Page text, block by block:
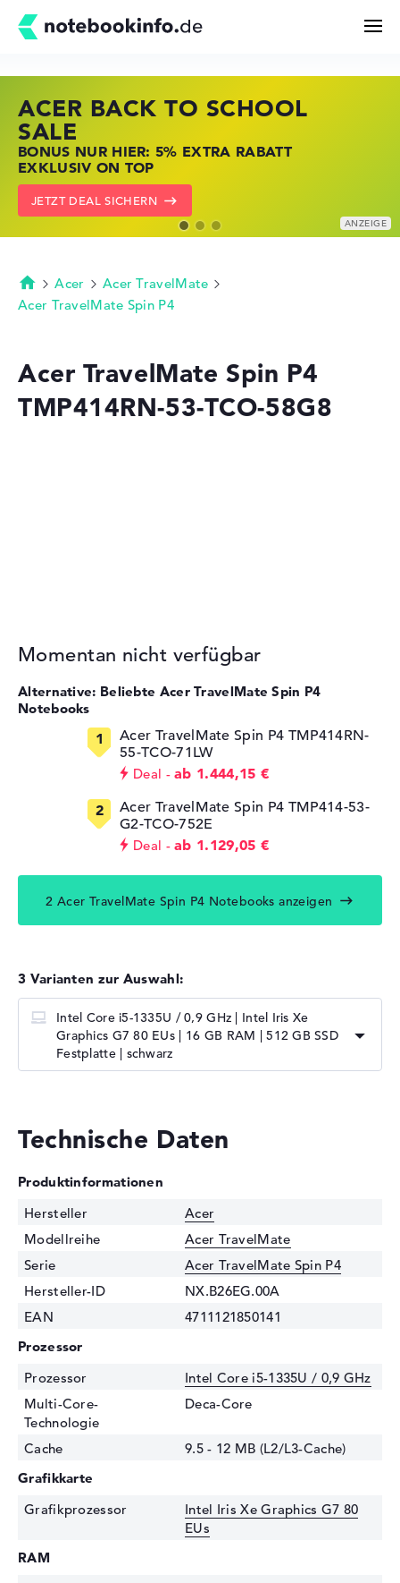
Kaufberatung
Technik & Wissen
Merkzettel
ACER BACK TO SCHOOL
SALE
BONUS NUR HIER: 5% EXTRA RABATT
EXKLUSIV ON TOP
JETZT DEAL SICHERN
HP STORE SSV DEALS
JETZT ZUGREIFEN: NOTEBOOKS BEI HP
KRÄFTIG REDUZIERT
ZU DEN HP ANGEBOTEN
LENOVO LAPTOP DEALS
NOTEBOOKS BEI LENOVO JETZT
KRÄFTIG REDUZIERT
LENOVO DEALS ZEIGEN
Startseite
Acer
Acer TravelMate
Acer TravelMate Spin P4
Acer TravelMate Spin P4
TMP414RN-53-TCO-58G8
Momentan nicht verfügbar
Alternative: Beliebte Acer TravelMate Spin P4
Notebooks
Acer TravelMate Spin P4 TMP414RN-
55-TCO-71LW
Deal
ab 1.444,15 €
Acer TravelMate Spin P4 TMP414-53-
G2-TCO-752E
Deal ab 1.129,05 €
2 Acer TravelMate Spin P4 Notebooks anzeigen
3 Varianten zur Auswahl:
Intel Core i5-1335U / 0,9 GHz | Intel Iris Xe
Graphics G7 80 EUs | 16 GB RAM | 512 GB SSD
Festplatte | schwarz
Technische Daten
Produktinformationen
Hersteller
Acer
Modellreihe
Acer TravelMate
Serie
Acer TravelMate Spin P4
Hersteller-ID
NX.B26EG.00A
EAN
4711121850141
Prozessor
Prozessor
Intel Core i5-1335U / 0,9 GHz
Multi-Core-
Technologie
Deca-Core
Cache
9.5 - 12 MB (L2/L3-Cache)
Grafikkarte
Grafikprozessor
Intel Iris Xe Graphics G7 80
EUs
RAM